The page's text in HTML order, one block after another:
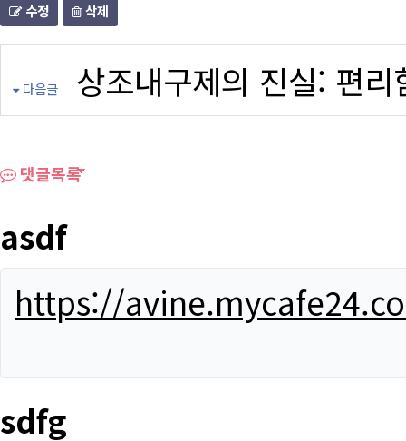
수정 삭제
다음글 상조내구제의 진실: 편
댓글목록
asdf
https://
sdfg